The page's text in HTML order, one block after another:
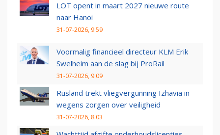
LOT opent in maart 2027 nieuwe route
naar Hanoi
31-07-2026, 9:59
Voormalig financieel directeur KLM Erik
Swelheim aan de slag bij ProRail
31-07-2026, 9:09
Rusland trekt vliegvergunning Izhavia in
wegens zorgen over veiligheid
31-07-2026, 8:03